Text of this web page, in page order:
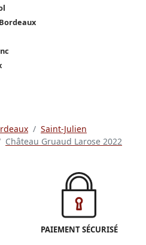
Saint-Julien
Château Gruaud Larose 2022
PAIEMENT SÉCURISÉ